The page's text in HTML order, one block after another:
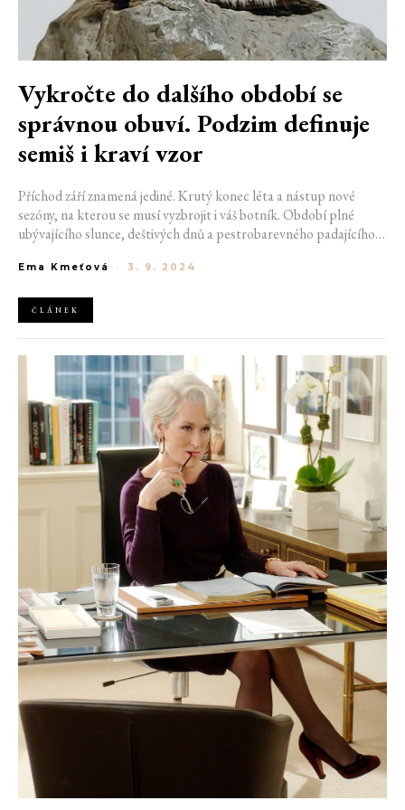
Vykročte do dalšího období se
správnou obuví. Podzim definuje
semiš i kraví vzor
Příchod září znamená jediné. Krutý konec léta a nástup nové
sezóny, na kterou se musí vyzbrojit i váš botník. Období plné
ubývajícího slunce, deštivých dnů a pestrobarevného padajícího
nebo úzkých tenisek.
Ema Kmeťová - 3. 9. 2024
ČLÁNEK